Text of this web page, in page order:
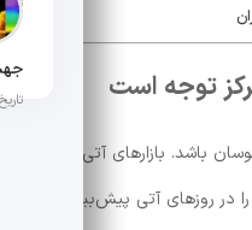
تاریخ
تاریخ توجه است
باشد. بازارهای آتی نرخ
واحدی پایه را در روزهای آتی پیش‌بینی